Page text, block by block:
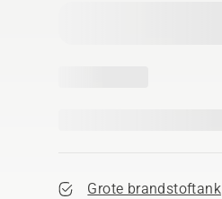
Grote brandstoftank